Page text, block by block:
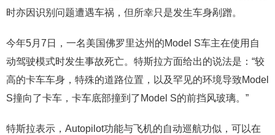
时亦因识别问题遭遇车祸，但所幸只是发生车身剐蹭。
今年5月7日，一名美国佛罗里达州的Model S车主在使用自
动驾驶模式时发生事故死亡。特斯拉方面给出的说法是：“较
高的卡车车身，特殊的道路位置，以及罕见的环境导致Model
S撞向了卡车，卡车底部撞到了Model S的前挡风玻璃。”
特斯拉表示，Autopilot功能与飞机的自动巡航功似，可以在